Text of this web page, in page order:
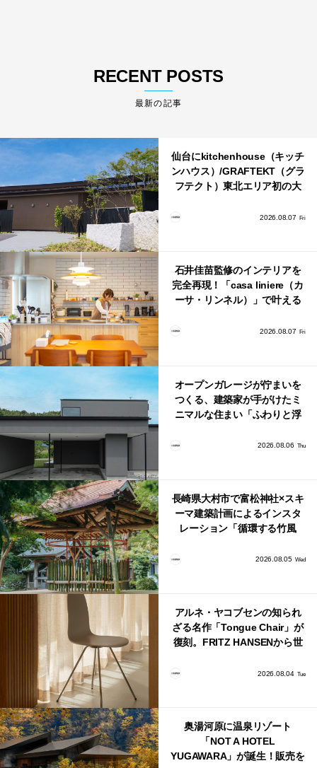
RECENT POSTS
最新の記事
仙台にkitchenhouse（キッチ
ンハウス）/GRAFTEKT（グラ
フテクト）東北エリア初の大
2026.08.07 Fri
石井佳苗監修のインテリアを
完全再現！「casa liniere（カ
ーサ・リンネル）」で叶える
2026.08.07 Fri
オープンガレージが佇まいを
つくる、建築家が手がけたミ
ニマルな住まい「ふわりと浮
2026.08.06 Thu
長崎県大村市で富松神社×スキ
ーマ建築計画によるインスタ
レーション「循環する竹風
2026.08.05 Wed
アルネ・ヤコブセンの知られ
ざる名作「Tongue Chair」が
復刻。FRITZ HANSENから世
2026.08.04 Tue
奥湯河原に温泉リゾート
「NOT A HOTEL
YUGAWARA」が誕生！販売を